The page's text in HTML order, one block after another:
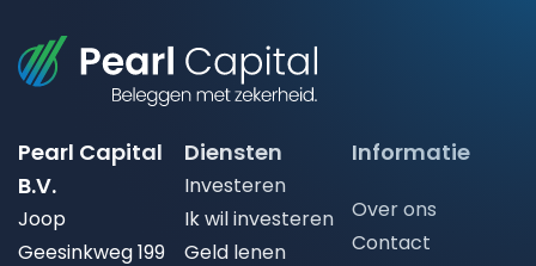
Pearl Capital
B.V.
Joop
Geesinkweg 199
Diensten
Investeren
Ik wil investeren
Geld lenen
Informatie
Over ons
Contact